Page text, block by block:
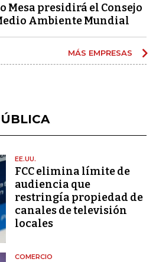
Mesa presidirá el Consejo
Ambiente Mundial
MÁS EMPRESAS
EE.UU.
FCC elimina límite de
audiencia que
restringía propiedad de
canales de televisión
locales
COMERCIO